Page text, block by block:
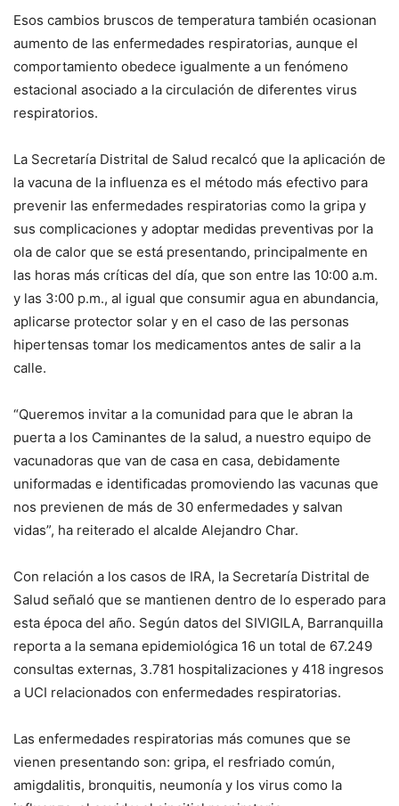
Esos cambios bruscos de temperatura también ocasionan
aumento de las enfermedades respiratorias, aunque el
comportamiento obedece igualmente a un fenómeno
estacional asociado a la circulación de diferentes virus
respiratorios.
La Secretaría Distrital de Salud recalcó que la aplicación de
la vacuna de la influenza es el método más efectivo para
prevenir las enfermedades respiratorias como la gripa y
sus complicaciones y adoptar medidas preventivas por la
ola de calor que se está presentando, principalmente en
las horas más críticas del día, que son entre las 10:00 a.m.
y las 3:00 p.m., al igual que consumir agua en abundancia,
aplicarse protector solar y en el caso de las personas
hipertensas tomar los medicamentos antes de salir a la
calle.
“Queremos invitar a la comunidad para que le abran la
puerta a los Caminantes de la salud, a nuestro equipo de
vacunadoras que van de casa en casa, debidamente
uniformadas e identificadas promoviendo las vacunas que
nos previenen de más de 30 enfermedades y salvan
vidas”, ha reiterado el alcalde Alejandro Char.
Con relación a los casos de IRA, la Secretaría Distrital de
Salud señaló que se mantienen dentro de lo esperado para
esta época del año. Según datos del SIVIGILA, Barranquilla
reporta a la semana epidemiológica 16 un total de 67.249
consultas externas, 3.781 hospitalizaciones y 418 ingresos
a UCI relacionados con enfermedades respiratorias.
Las enfermedades respiratorias más comunes que se
vienen presentando son: gripa, el resfriado común,
amigdalitis, bronquitis, neumonía y los virus como la